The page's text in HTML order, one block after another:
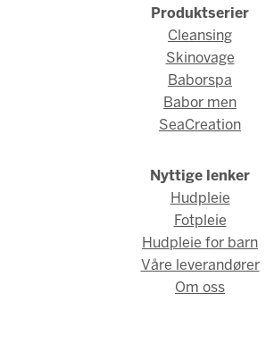
Produktserier
Cleansing
Skinovage
Baborspa
Babor men
SeaCreation
Nyttige lenker
Hudpleie
Fotpleie
Hudpleie for barn
Våre leverandører
Om oss